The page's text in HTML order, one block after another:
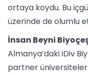
ortaya koydu. Bu
üzerinde de olumlu
İnsan Beyni
Almanya’daki iDiv
partner